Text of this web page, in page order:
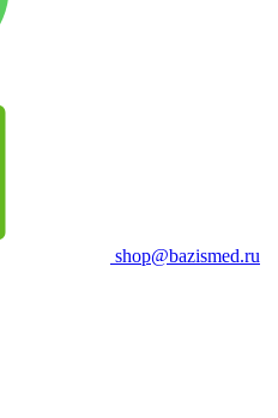
shop@bazismed.ru